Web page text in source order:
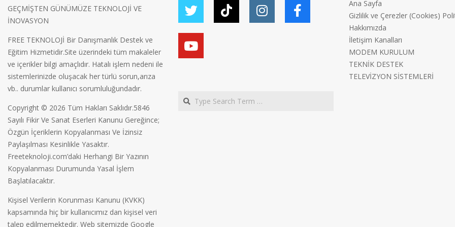
GEÇMİŞTEN GÜNÜMÜZE TEKNOLOJİ VE
İNOVASYON
FREE TEKNOLOJİ Bir Danışmanlık Destek ve
Eğitim Hizmetidir.Site üzerindeki tüm makaleler
ve içerikler bilgi amaçlıdır. Hatalı işlem nedeni ile
sistemlerinizde oluşacak her türlü sorun,arıza
vb.. durumlar kullanıcı sorumluluğundadır.
Copyright © 2026 Tüm Hakları Saklıdır.5846
Sayılı Fikir Ve Sanat Eserleri Kanunu Gereğince;
Özgün İçeriklerin Kopyalanması Ve İzinsiz
Paylaşılması Kesinlikle Yasaktır.
Freeteknoloji.com’daki Herhangi Bir Yazının
Kopyalanması Durumunda Yasal İşlem
Başlatılacaktır.
Kişisel Verilerin Korunması Kanunu (KVKK)
kapsamında hiç bir kullanıcımız dan kişisel veri
talep edilmemektedir. Web sitemizde Google
Search
Ana Sayfa
Gizlilik ve Çerezler (Cookies)
Hakkımızda
İletişim Kanalları
MODEM KURULUM
TEKNİK DESTEK
TELEVİZYON SİSTEMLERİ